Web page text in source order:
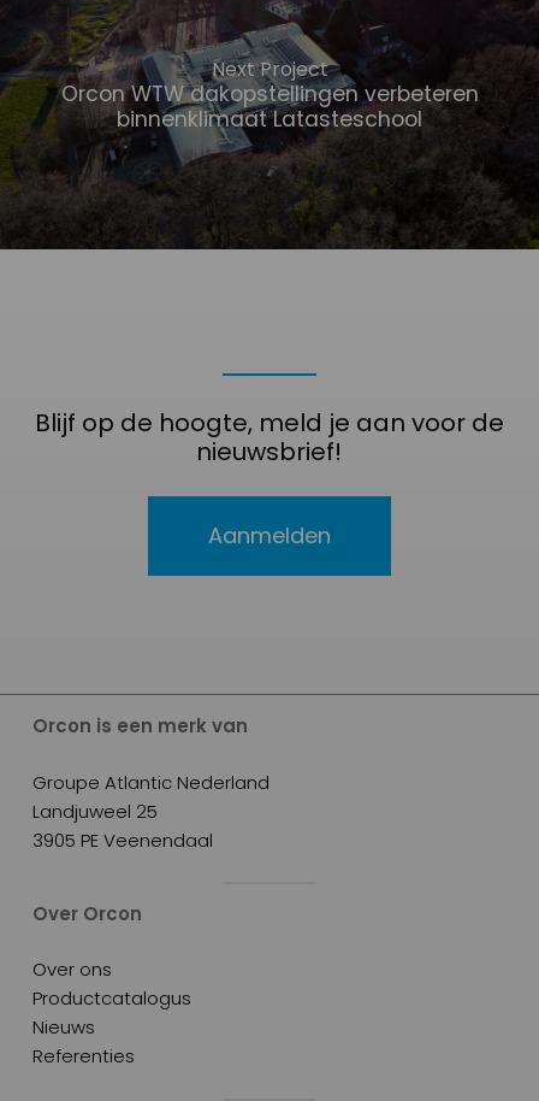
Next Project
Orcon WTW dakopstellingen verbeteren
binnenklimaat Latasteschool
Blijf op de hoogte, meld je aan voor de
nieuwsbrief!
Aanmelden
Orcon is een merk van
Groupe Atlantic Nederland
Landjuweel 25
3905 PE Veenendaal
Over Orcon
Over ons
Productcatalogus
Nieuws
Referenties